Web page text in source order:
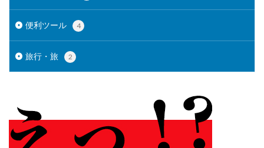
便利ツール 4
旅行・旅 2